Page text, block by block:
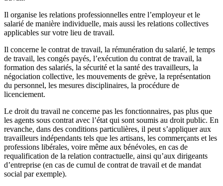
Il organise les relations professionnelles entre l’employeur et le
salarié de manière individuelle, mais aussi les relations collectives
applicables sur votre lieu de travail.
Il concerne le contrat de travail, la rémunération du salarié, le temps
de travail, les congés payés, l’exécution du contrat de travail, la
formation des salariés, la sécurité et la santé des travailleurs, la
négociation collective, les mouvements de grève, la représentation
du personnel, les mesures disciplinaires, la procédure de
licenciement.
Le droit du travail ne concerne pas les fonctionnaires, pas plus que
les agents sous contrat avec l’état qui sont soumis au droit public. En
revanche, dans des conditions particulières, il peut s’appliquer aux
travailleurs indépendants tels que les artisans, les commerçants et les
professions libérales, voire même aux bénévoles, en cas de
requalification de la relation contractuelle, ainsi qu’aux dirigeants
d’entreprise (en cas de cumul de contrat de travail et de mandat
social par exemple).